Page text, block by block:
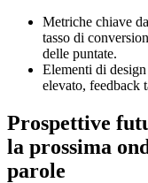
Metriche chiave
tasso di
delle puntate.
Elementi di
elevato, feedback
Prospettive
la prossima
parole